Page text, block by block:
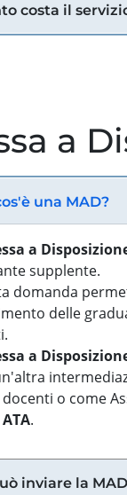
costa il
a
una MAD?
a
supplente.
domanda
delle
a
o come
ATA.
inviare la